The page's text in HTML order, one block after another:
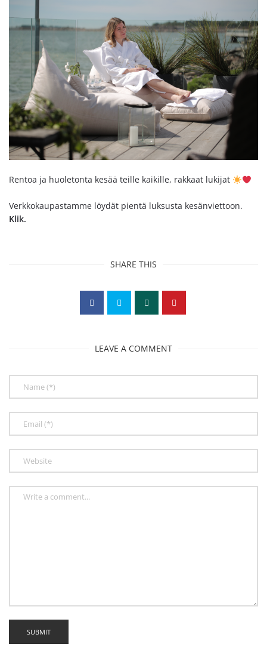
Rentoa ja huoletonta kesää teille kaikille, rakkaat lukijat
Verkkokaupastamme löydät pientä luksusta kesänviettoon.
Klik.
SHARE THIS
LEAVE A COMMENT